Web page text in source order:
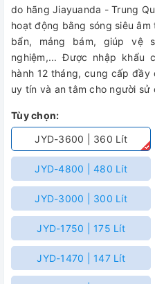
do hãng Jiayuanda - Trung
hoạt động bằng sóng siêu
bẩn, mảng bám, giúp
nghiệm,... Được nhập khẩu
hành 12 tháng, cung cấp
uy tín và an tâm cho người sử
Tùy chọn:
JYD-3600 | 360 Lít
JYD-4800 | 480 Lít
JYD-3000 | 300 Lít
JYD-1750 | 175 Lít
JYD-1470 | 147 Lít